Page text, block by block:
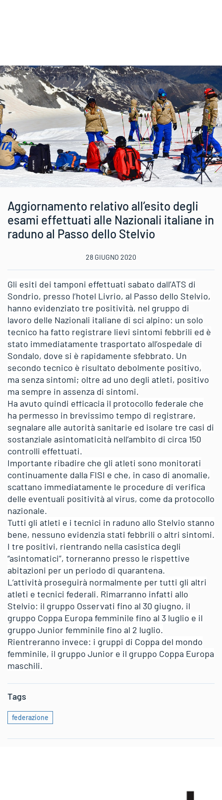
Aggiornamento relativo all’esito degli
esami effettuati alle Nazionali italiane in
raduno al Passo dello Stelvio
28 GIUGNO 2020
Gli esiti dei tamponi effettuati sabato dall’ATS di
Sondrio, presso l’hotel Livrio, al Passo dello Stelvio,
hanno evidenziato tre positività, nel gruppo di
lavoro delle Nazionali italiane di sci alpino: un solo
tecnico ha fatto registrare lievi sintomi febbrili ed è
stato immediatamente trasportato all’ospedale di
Sondalo, dove si è rapidamente sfebbrato. Un
secondo tecnico è risultato debolmente positivo,
ma senza sintomi; oltre ad uno degli atleti, positivo
ma sempre in assenza di sintomi.
Ha avuto quindi efficacia il protocollo federale che
ha permesso in brevissimo tempo di registrare,
segnalare alle autorità sanitarie ed isolare tre casi di
sostanziale asintomaticità nell’ambito di circa 150
controlli effettuati.
Importante ribadire che gli atleti sono monitorati
continuamente dalla FISI e che, in caso di anomalie,
scattano immediatamente le procedure di verifica
delle eventuali positività al virus, come da protocollo
nazionale.
Tutti gli atleti e i tecnici in raduno allo Stelvio stanno
bene, nessuno evidenzia stati febbrili o altri sintomi.
I tre positivi, rientrando nella casistica degli
“asintomatici”, torneranno presso le rispettive
abitazioni per un periodo di quarantena.
L’attività proseguirà normalmente per tutti gli altri
atleti e tecnici federali. Rimarranno infatti allo
Stelvio: il gruppo Osservati fino al 30 giugno, il
gruppo Coppa Europa femminile fino al 3 luglio e il
gruppo Junior femminile fino al 2 luglio.
Rientreranno invece: i gruppi di Coppa del mondo
femminile, il gruppo Junior e il gruppo Coppa Europa
maschili.
Tags
federazione